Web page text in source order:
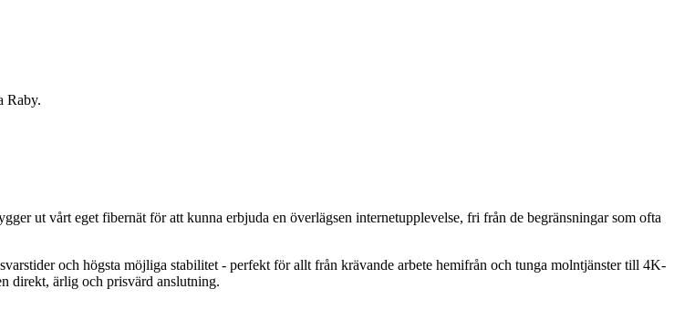
Raby.
ut vårt eget fibernät för att kunna erbjuda en överlägsen internetupplevelse, fri från de begränsningar som ofta
och högsta möjliga stabilitet - perfekt för allt från krävande arbete hemifrån och tunga molntjänster till 4K-
direkt, ärlig och prisvärd anslutning.